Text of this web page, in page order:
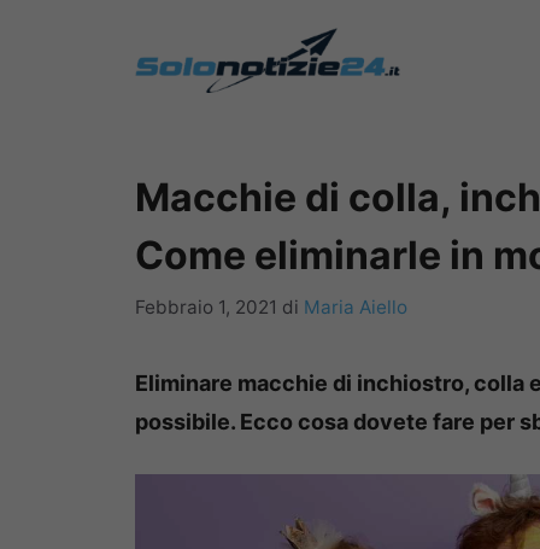
Macchie di colla,
Come eliminarle in
Febbraio 1, 2021 di Maria Aiello
Eliminare macchie di inchiostro, colla
possibile. Ecco cosa dovete fare per